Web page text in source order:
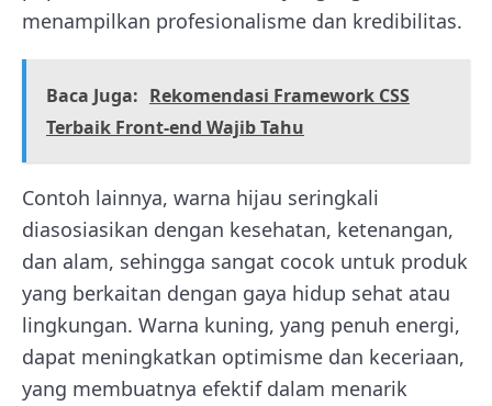
menampilkan profesionalisme dan kredibilitas.
Baca Juga: Rekomendasi Framework CSS
Terbaik Front-end Wajib Tahu
Contoh lainnya, warna hijau seringkali
diasosiasikan dengan kesehatan, ketenangan,
dan alam, sehingga sangat cocok untuk produk
yang berkaitan dengan gaya hidup sehat atau
lingkungan. Warna kuning, yang penuh energi,
dapat meningkatkan optimisme dan keceriaan,
yang membuatnya efektif dalam menarik